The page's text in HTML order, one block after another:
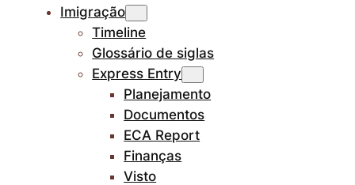
Imigração
Timeline
Glossário de siglas
Express Entry
Planejamento
Documentos
ECA Report
Finanças
Visto